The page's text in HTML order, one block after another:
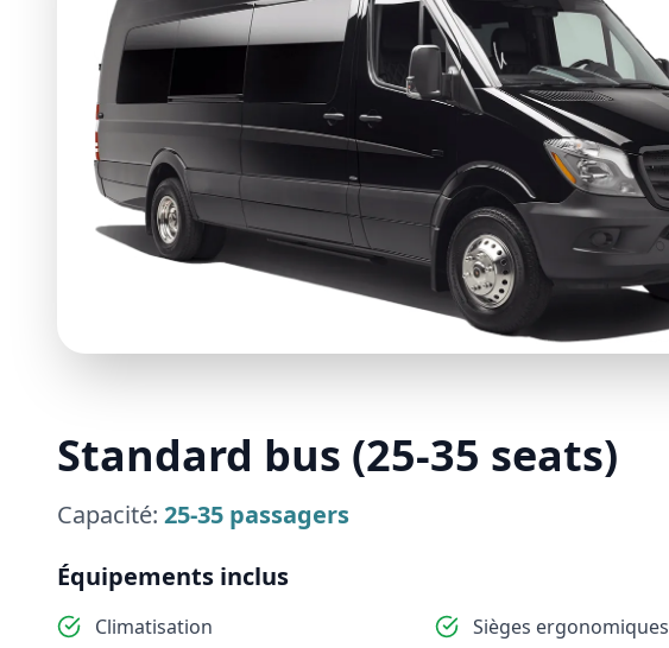
Standard bus (25-35 seats)
Capacité: 25-35 passagers
Équipements inclus
Climatisation
Sièges ergonomiques